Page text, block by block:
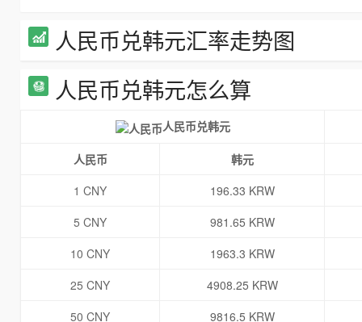
人民币兑韩元汇率走势图
人民币兑韩元怎么算
人民币兑韩元
人民币
韩元
1 CNY
196.33 KRW
5 CNY
981.65 KRW
10 CNY
1963.3 KRW
25 CNY
4908.25 KRW
50 CNY
9816.5 KRW